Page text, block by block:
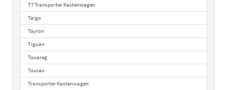
T7 Transporter Kastenwagen
Taigo
Tayron
Tiguan
Touareg
Touran
Transporter Kastenwagen